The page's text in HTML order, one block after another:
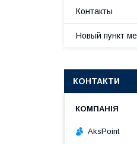
Контакты
Новый пункт
КОНТАКТИ
AksPoint